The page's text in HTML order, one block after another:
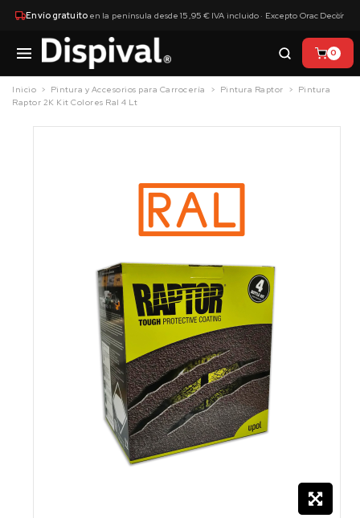
Envío gratuitoen la península desde 15,95 € IVA incluido · Excepto Orac Decor
×
0
Inicio Pintura y Accesorios para Carrocería Pintura Raptor
Pintura
Raptor 2K Kit Colores Ral 4 Lt